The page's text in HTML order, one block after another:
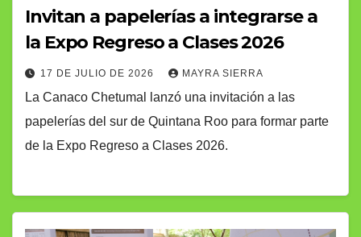
Invitan a papelerías a integrarse a
la Expo Regreso a Clases 2026
17 DE JULIO DE 2026 MAYRA SIERRA
La Canaco Chetumal lanzó una invitación a las
papelerías del sur de Quintana Roo para formar parte
de la Expo Regreso a Clases 2026.